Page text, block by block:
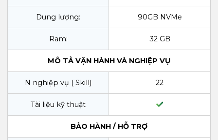
Dung lượng: 90GB NVMe
Ram: 32 GB
MÔ TẢ VẬN HÀNH VÀ NGHIỆP VỤ
N nghiệp vụ ( Skill) 22
Tài liệu kỹ thuật
BẢO HÀNH / HỖ TRỢ